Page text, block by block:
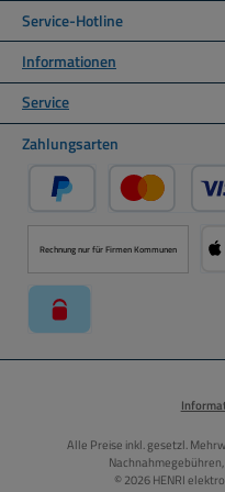
Service-Hotline
Informationen
Service
Zahlungsarten
PayPal
Rechnung nur für Firmen Kommunen
Alle Preise inkl. gesetzl.
© 2026 HENRI